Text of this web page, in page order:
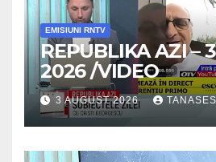
EMISIUNI RNTV
REPUBLIKA AZI –
2026 /VIDEO
3 AUGUST 2026